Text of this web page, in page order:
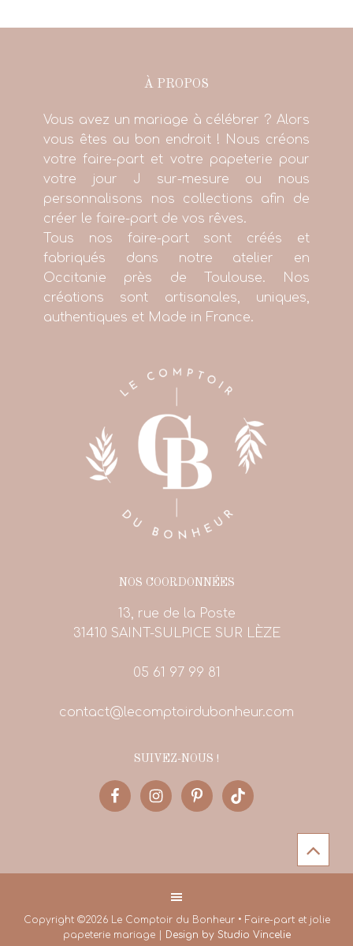
À PROPOS
Vous avez un mariage à célébrer ? Alors
vous êtes au bon endroit ! Nous créons
votre faire-part et votre papeterie pour
votre jour J sur-mesure ou nous
personnalisons nos collections afin de
créer le faire-part de vos rêves.
Tous nos faire-part sont créés et
fabriqués dans notre atelier en
Occitanie près de Toulouse. Nos
créations sont artisanales, uniques,
authentiques et Made in France.
NOS COORDONNÉES
13, rue de la Poste
31410 SAINT-SULPICE SUR LÈZE
05 61 97 99 81
contact@lecomptoirdubonheur.com
SUIVEZ-NOUS !
Copyright ©2026 Le Comptoir du Bonheur • Faire-part et jolie
papeterie mariage |
Design by Studio Vincelie